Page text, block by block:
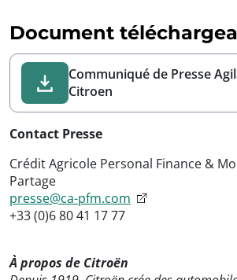
Document
Communiqué de Presse
Citroen
Contact Presse
Crédit Agricole Personal Finance &
Partage
presse@ca-pfm.com
+33 (0)6 80 41 17 77
À propos de Citroën